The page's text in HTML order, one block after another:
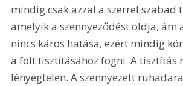
mindig csak azzal a szerrel szabad
amelyik a szennyeződést oldja, ám
nincs káros hatása, ezért mindig
a folt tisztításához fogni. A tisztítás
lényegtelen. A szennyezett